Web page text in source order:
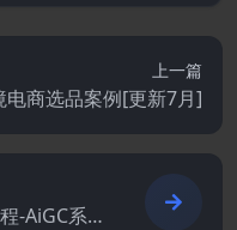
上一篇
电商选品案例[更新7月]
-AiGC系列